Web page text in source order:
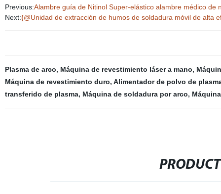
Previous:Alambre guía de Nitinol Super-elástico alambre médico de
Next:{@Unidad de extracción de humos de soldadura móvil de alta
Plasma de arco, Máquina de revestimiento láser a mano,
Máquina de revestimiento duro, Alimentador de polvo de
transferido de plasma, Máquina de soldadura por arco,